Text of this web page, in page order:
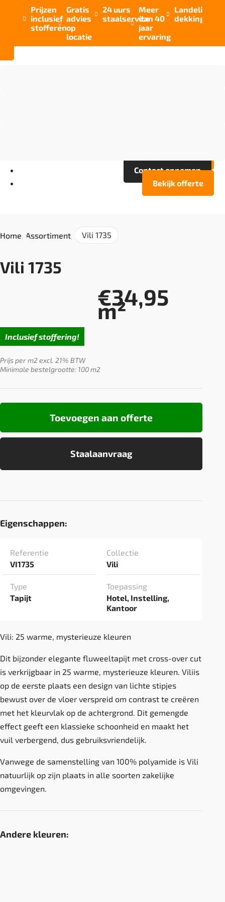

Prijzen
inclusief
stofferen

Gratis
advies
op
locatie

24 uurs
staalservice

Meer
dan 40
jaar
ervaring

Landelijke
dekking
Contact opnemen
Bekijk offerte
Home Assortiment Vili 1735
Vili 1735
€34,95
m²
Inclusief stoffering!
Prijs per m2 excl. 21% BTW
Minimale bestelgrootte: 100 m2
Staalaanvraag
Toevoegen aan offerte
Eigenschappen:
Referentie
VI1735
Collectie
Vili
Type
Tapijt
Toepassing
Hotel, Instelling,
Kantoor
Vili: 25 warme, mysterieuze kleuren
Dit bijzonder elegante fluweeltapijt met cross-over cut
is verkrijgbaar in 25 warme, mysterieuze kleuren. Viliis
op de eerste plaats een design van lichte stipjes
bewust over de vloer verspreid om contrast te creëren
met het kleurvlak op de achtergrond. Dit gemengde
effect geeft een klassieke schoonheid en maakt het
vuil verbergend, dus gebruiksvriendelijk.
Vanwege de samenstelling van 100% polyamide is Vili
natuurlijk op zijn plaats in alle soorten zakelijke
omgevingen.
Andere kleuren: